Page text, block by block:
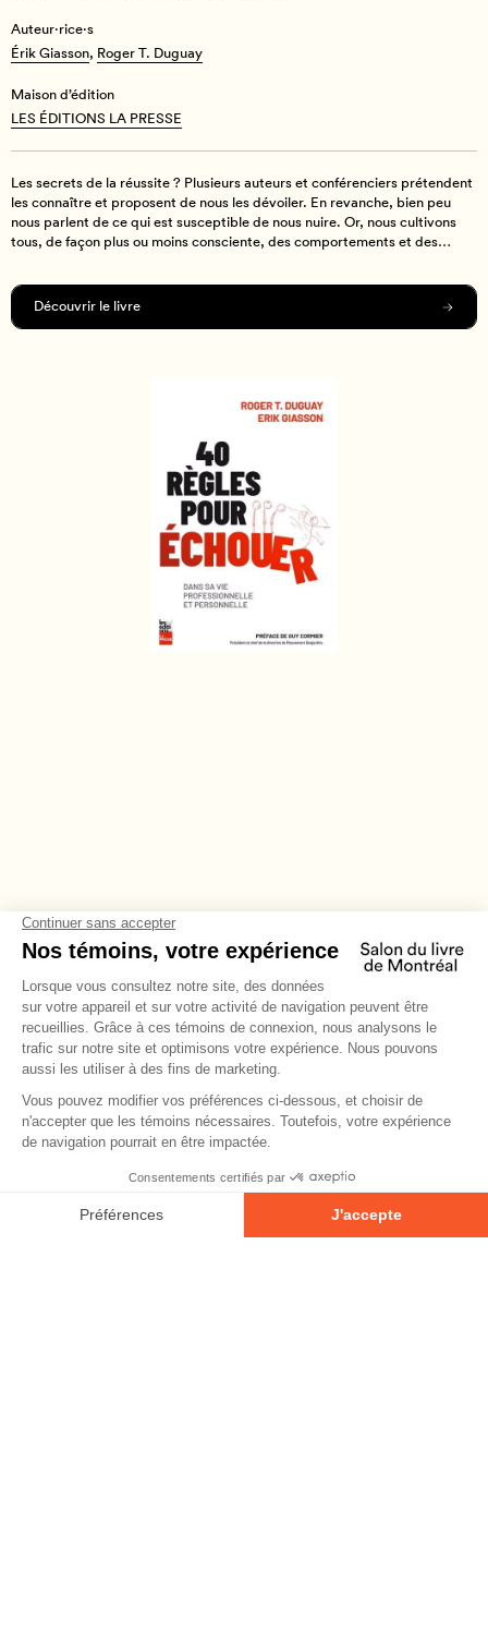
Auteur·rice·s
Érik Giasson, Roger T. Duguay
Maison d’édition
LES ÉDITIONS LA PRESSE
Les secrets de la réussite ? Plusieurs auteurs et conférenciers prétendent
les connaître et proposent de nous les dévoiler. En revanche, bien peu
nous parlent de ce qui est susceptible de nous nuire. Or, nous cultivons
tous, de façon plus ou moins consciente, des comportements et des
commettre des erreurs qui auront de nombreuses répercussions
négatives dans notre vie professionnelle et personnelle. Roger T. Duguay
et Erik ­Giasson nous présentent, en mode psychologie inversée, les 40
Découvrir le livre